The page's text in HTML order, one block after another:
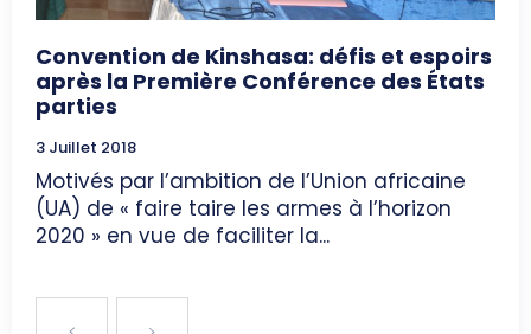
Convention de Kinshasa: défis et espoirs
après la Première Conférence des États
parties
3 Juillet 2018
Motivés par l’ambition de l’Union africaine
(UA) de « faire taire les armes à l’horizon
2020 » en vue de faciliter la...